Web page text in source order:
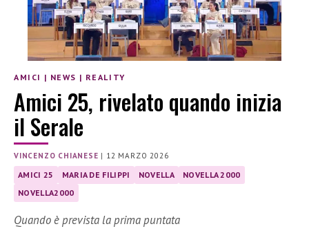
AMICI | NEWS | REALITY
Amici 25, rivelato quando inizia
il Serale
VINCENZO CHIANESE | 12 MARZO 2026
AMICI 25 MARIA DE FILIPPI NOVELLA
NOVELLA 2000
NOVELLA2000
Quando è prevista la prima puntata